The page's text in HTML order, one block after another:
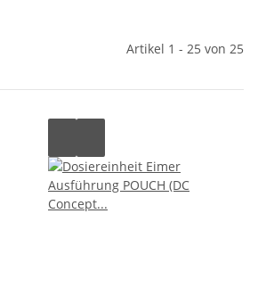
Artikel 1 - 25 von 25